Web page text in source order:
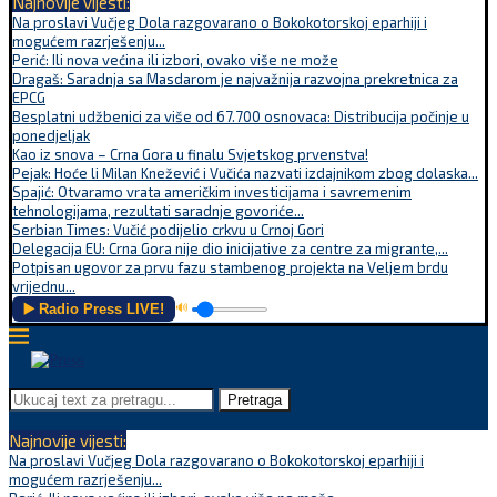
Na proslavi Vučjeg Dola razgovarano o Bokokotorskoj eparhiji i
mogućem razrješenju...
Perić: Ili nova većina ili izbori, ovako više ne može
Dragaš: Saradnja sa Masdarom je najvažnija razvojna prekretnica za
EPCG
Besplatni udžbenici za više od 67.700 osnovaca: Distribucija počinje u
ponedjeljak
Kao iz snova – Crna Gora u finalu Svjetskog prvenstva!
Pejak: Hoće li Milan Knežević i Vučića nazvati izdajnikom zbog dolaska...
Spajić: Otvaramo vrata američkim investicijama i savremenim
tehnologijama, rezultati saradnje govoriće...
Serbian Times: Vučić podijelio crkvu u Crnoj Gori
Delegacija EU: Crna Gora nije dio inicijative za centre za migrante,...
Potpisan ugovor za prvu fazu stambenog projekta na Veljem brdu
vrijednu...
▶️ Radio Press LIVE! 🔊
Pretraga
Najnovije vijesti:
Na proslavi Vučjeg Dola razgovarano o Bokokotorskoj eparhiji i
mogućem razrješenju...